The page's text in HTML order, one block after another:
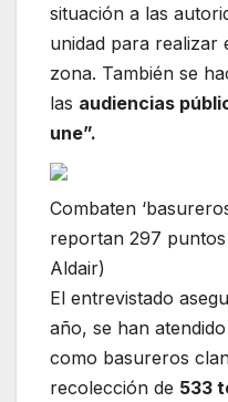
situación a las
unidad para realizar
zona. También se
las audiencias
une”.
Combaten
reportan 297
Aldair)
El entrevistado
año, se han
como basureros
recolección de 533